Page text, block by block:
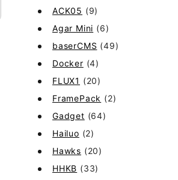
ACK05 (9)
Agar Mini (6)
baserCMS (49)
Docker (4)
FLUX1 (20)
FramePack (2)
Gadget (64)
Hailuo (2)
Hawks (20)
HHKB (33)